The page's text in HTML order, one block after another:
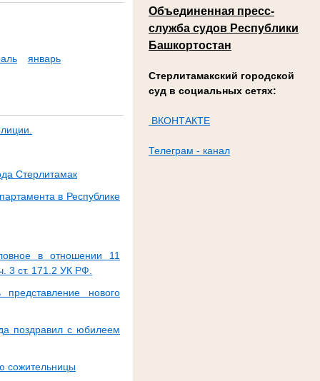
Объединенная пресс-
служба судов Республики
Башкортостан
Стерлитамакский городской
суд в социальных сетях:
ВКОНТАКТЕ
Телеграм - канал
январь
Стерлитамак
в Республике
в отношении 11
3 ст. 171.2 УК РФ.
нового
поздравил с юбилеем
сожительницы